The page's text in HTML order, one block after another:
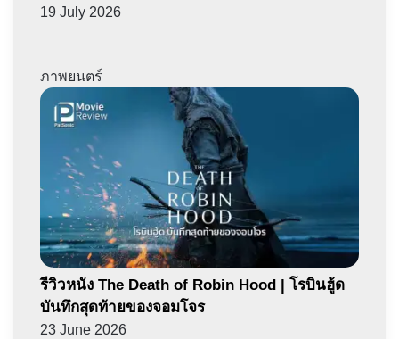
19 July 2026
ภาพยนตร์
รีวิวหนัง The Death of Robin Hood | โรบินฮู้ด
บันทึกสุดท้ายของจอมโจร
23 June 2026